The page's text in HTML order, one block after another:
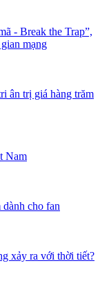
- Break the Trap”,
mạng
ân trị giá hàng trăm
Nam
cho fan
xảy ra với thời tiết?